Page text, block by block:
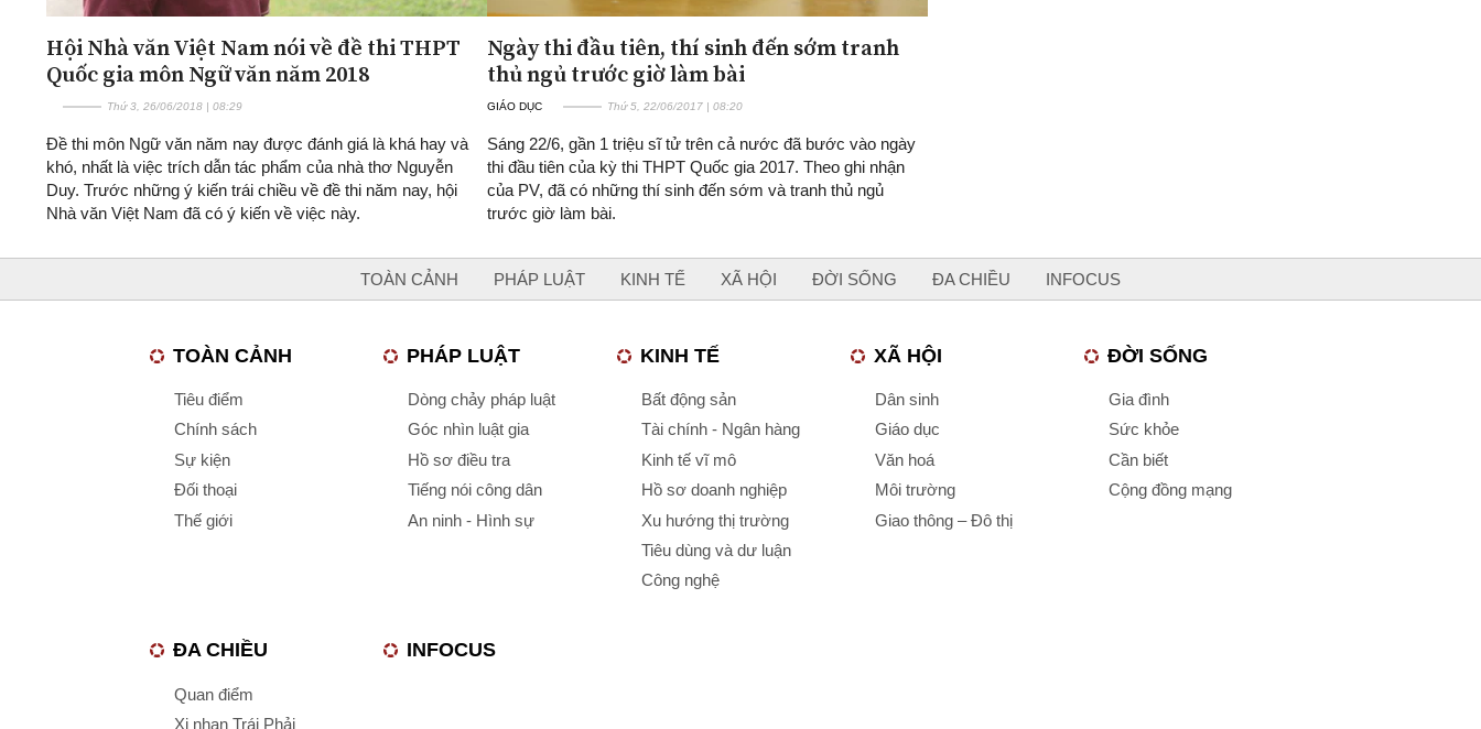
Hội Nhà văn Việt Nam nói về đề thi THPT
Quốc gia môn Ngữ văn năm 2018
Thứ 3, 26/06/2018 | 08:29
Đề thi môn Ngữ văn năm nay được đánh giá là khá hay và
khó, nhất là việc trích dẫn tác phẩm của nhà thơ Nguyễn
Duy. Trước những ý kiến trái chiều về đề thi năm nay, hội
Nhà văn Việt Nam đã có ý kiến về việc này.
Ngày thi đầu tiên, thí sinh đến sớm tranh
thủ ngủ trước giờ làm bài
GIÁO DỤC Thứ 5, 22/06/2017 | 08:20
Sáng 22/6, gần 1 triệu sĩ tử trên cả nước đã bước vào ngày
thi đầu tiên của kỳ thi THPT Quốc gia 2017. Theo ghi nhận
của PV, đã có những thí sinh đến sớm và tranh thủ ngủ
trước giờ làm bài.
TOÀN CẢNH PHÁP LUẬT KINH TẾ XÃ HỘI ĐỜI SỐNG ĐA CHIỀU INFOCUS
TOÀN CẢNH
Tiêu điểm
Chính sách
Sự kiện
Đối thoại
Thế giới
PHÁP LUẬT
Dòng chảy pháp luật
Góc nhìn luật gia
Hồ sơ điều tra
Tiếng nói công dân
An ninh - Hình sự
KINH TẾ
Bất động sản
Tài chính - Ngân hàng
Kinh tế vĩ mô
Hồ sơ doanh nghiệp
Xu hướng thị trường
Tiêu dùng và dư luận
Công nghệ
XÃ HỘI
Dân sinh
Giáo dục
Văn hoá
Môi trường
Giao thông – Đô thị
ĐỜI SỐNG
Gia đình
Sức khỏe
Cần biết
Cộng đồng mạng
ĐA CHIỀU
Quan điểm
Xi nhan Trái Phải
INFOCUS